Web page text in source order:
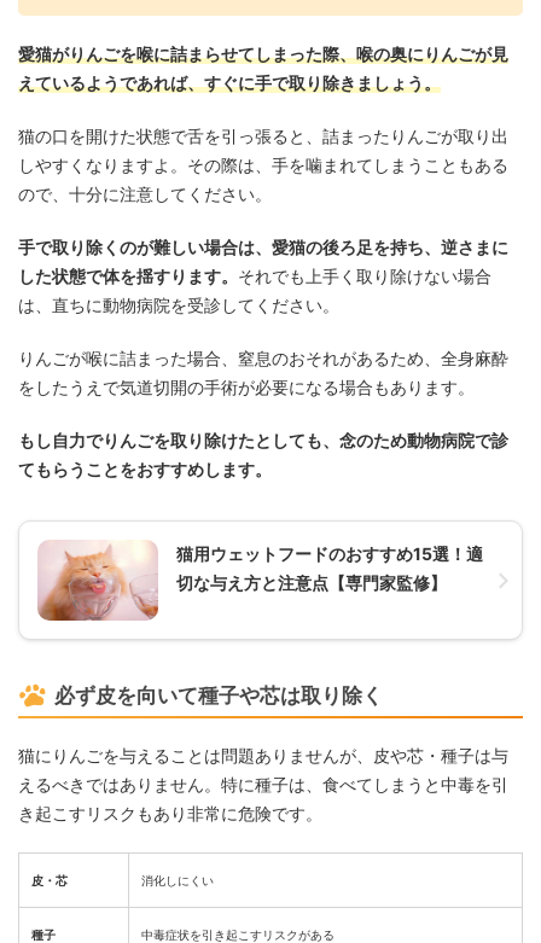
愛猫がりんごを喉に詰まらせてしまった際、喉の奥にりんごが見
えているようであれば、すぐに手で取り除きましょう。
猫の口を開けた状態で舌を引っ張ると、詰まったりんごが取り出
しやすくなりますよ。その際は、手を噛まれてしまうこともある
ので、十分に注意してください。
手で取り除くのが難しい場合は、愛猫の後ろ足を持ち、逆さまに
した状態で体を揺すります。 それでも上手く取り除けない場合
は、直ちに動物病院を受診してください。
りんごが喉に詰まった場合、窒息のおそれがあるため、全身麻酔
をしたうえで気道切開の手術が必要になる場合もあります。
もし自力でりんごを取り除けたとしても、念のため動物病院で診
てもらうことをおすすめします。
猫用ウェットフードのおすすめ15選！適
切な与え方と注意点【専門家監修】
必ず皮を向いて種子や芯は取り除く
猫にりんごを与えることは問題ありませんが、皮や芯・種子は与
えるべきではありません。特に種子は、食べてしまうと中毒を引
き起こすリスクもあり非常に危険です。
皮・芯 消化しにくい
種子 中毒症状を引き起こすリスクがある